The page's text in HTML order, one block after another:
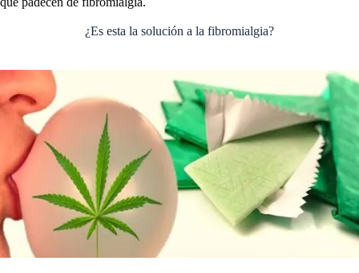
¿Es esta la solución a la fibromialgia?